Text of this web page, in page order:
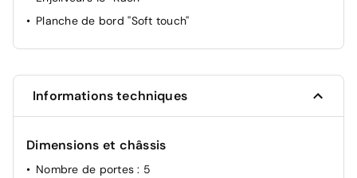
Ouverture/fermeture centralisée à distance
contrôle de motricité (TRC)
Planche de bord ''Soft touch''
Informations techniques
Dimensions et châssis
Nombre de portes: 5